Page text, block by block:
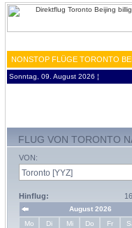
NONSTOP FLÜGE TORONTO
Sonntag, 09. August 2026 ¦
FLUG VON TORONTO
VON:
Hinflug:
August 2026
Mo
Di Mi Do Fr